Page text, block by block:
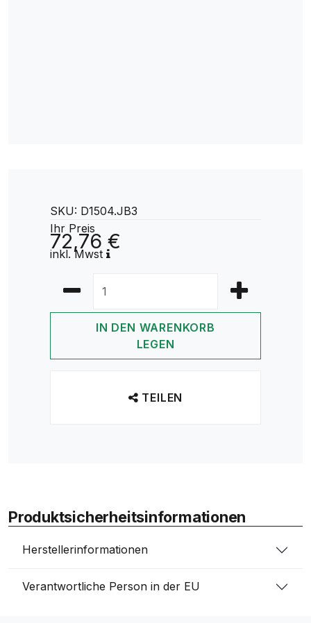
SKU: D1504.JB3
Ihr Preis
72,76 €
inkl. Mwst
IN DEN WARENKORB
LEGEN
TEILEN
Produktsicherheitsinformationen
Herstellerinformationen
Verantwortliche Person in der EU